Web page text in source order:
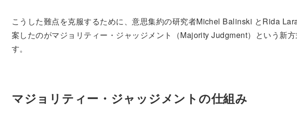
こうした難点を克服するために、意思集約の研究者Michel Balinski とRida
案したのがマジョリティー・ジャッジメント（Majority Judgment）という新
す。
マジョリティー・ジャッジメントの仕組み